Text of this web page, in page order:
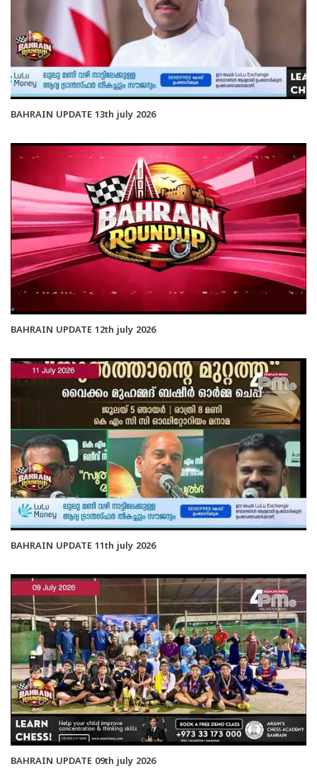
BAHRAIN UPDATE 13th july 2026
BAHRAIN UPDATE 12th july 2026
BAHRAIN UPDATE 11th july 2026
BAHRAIN UPDATE 09th july 2026